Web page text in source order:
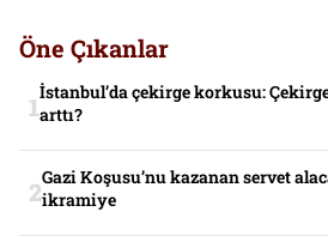
Öne Çıkanlar
İstanbul’da çekirge korkusu:
arttı?
Gazi Koşusu’nu kazanan servet
ikramiye